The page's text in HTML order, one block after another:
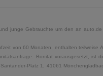
junge Gebrauchte um den an
von 60 Monaten, enthalten
Bonität vorausgesetzt,
Platz 1, 41061